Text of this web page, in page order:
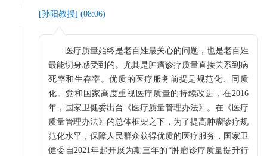
[孙阳教授] (08:06)
医疗质量始终是老百姓最关心的问题，也是老百姓
最能切身感受到的。尤其是肿瘤诊疗质量直接关系到病
死率和生存率。优质的医疗服务前提是规范化、同质
化。党和国家高度重视医疗质量的持续改进，在2016
年，国家卫健委出台《医疗质量管理办法》。在《医疗
质量管理办法》的总体框架之下，为了提高肿瘤诊疗规
范化水平，保障人民群众获得优质的医疗服务，国家卫
健委自2021年起开展为期三年的“肿瘤诊疗质量提升行